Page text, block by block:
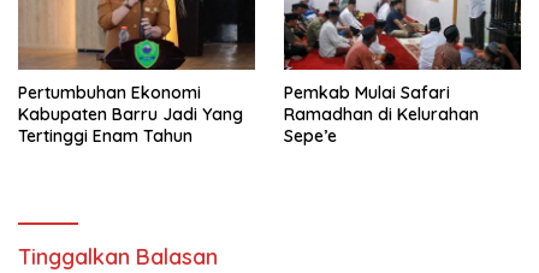
Pertumbuhan Ekonomi
Kabupaten Barru Jadi Yang
Tertinggi Enam Tahun
Pemkab Mulai Safari
Ramadhan di Kelurahan
Sepe’e
Tinggalkan Balasan